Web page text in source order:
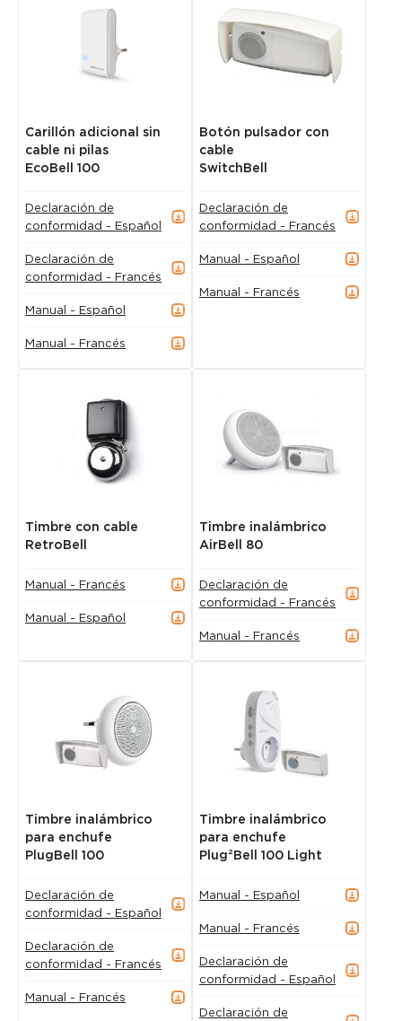
Carillón adicional sin
cable ni pilas
EcoBell 100
Declaración de
conformidad - Español
Declaración de
conformidad - Francés
Manual - Español
Manual - Francés
Botón pulsador con
cable
SwitchBell
Declaración de
conformidad - Francés
Manual - Español
Manual - Francés
Timbre con cable
RetroBell
Manual - Francés
Manual - Español
Timbre inalámbrico
AirBell 80
Declaración de
conformidad - Francés
Manual - Francés
Timbre inalámbrico
para enchufe
PlugBell 100
Declaración de
conformidad - Español
Declaración de
conformidad - Francés
Manual - Francés
Timbre inalámbrico
para enchufe
Plug²Bell 100 Light
Manual - Español
Manual - Francés
Declaración de
conformidad - Español
Declaración de